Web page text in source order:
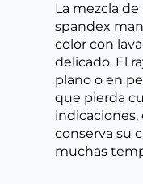
La mezcla
spandex
color con
delicado. El
plano o en
que pierda
indicaciones,
conserva su
muchas